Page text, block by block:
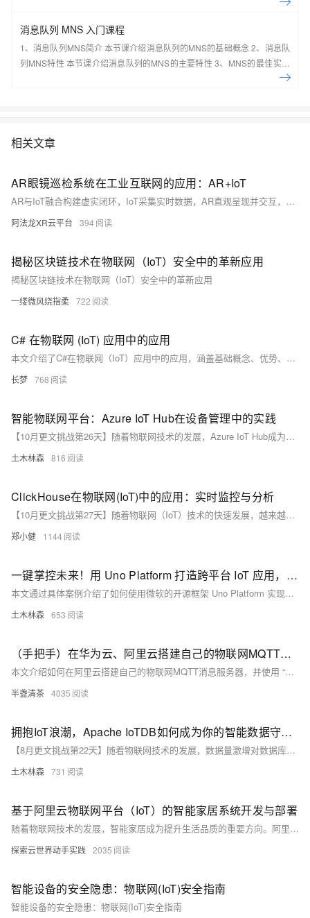
消息队列 MNS 入门课程
1、消息队列MNS简介 本节课介绍消息队列的MNS的基础概念 2、消息队
列MNS特性 本节课介绍消息队列的MNS的主要特性 3、MNS的最佳实践
相关文章
AR眼镜巡检系统在工业互联网的应用：AR+IoT
AR与IoT融合构建虚实闭环，IoT采集实时数据，AR直观呈现并交互，形成感知-分析-决策-行动高效闭环，提升运维效率。
阿法龙XR云平台 394
揭秘区块链技术在物联网（IoT）安全中的革新应用
揭秘区块链技术在物联网（IoT）安全中的革新应用
一缕微风绕指柔 722
C# 在物联网 (IoT) 应用中的应用
本文介绍了C#在物联网（IoT）应用中的应用，涵盖基础概念、优势、常见问题及其解决方法。重点讨论了网络通信、数据处理和安全问题，并提供了相应的代码示例，旨在帮助开发者更好地利用C#进行IoT开发。
长梦 768
智能物联网平台：Azure IoT Hub在设备管理中的实践
【10月更文挑战第26天】随着物联网技术的发展，Azure IoT Hub成为企业管理和连接数百万台设备的强大平台。本文介绍Azure IoT Hub的设备管理功能，包括设备注册、设备孪生、直接方法和监控诊断，并通过示例代码展示其应用。
土木林森 816
ClickHouse在物联网(IoT)中的应用：实时监控与分析
【10月更文挑战第27天】随着物联网（IoT）技术的快速发展，越来越多的设备被连接到互联网上，产生了海量的数据。这些数据不仅包含了设备的状态信息，还包括用户的使用习惯、环境参数等。如何高效地处理和分析这些数据，成为了一个重要的挑战。作为一位数据工程师，我在一个物联网项目中深入使用了ClickHouse，以下是我的经验和思考。
郑小健 1144
一键掌控未来！用 Uno Platform 打造跨平台 IoT 应用，轻松连接你的智能设备，让生活更智能！
本文通过具体案例介绍了如何使用微软的开源框架 Uno Platform 实现与 IoT 设备的集成。Uno Platform 支持一次编写、多平台部署，适用于 Windows、macOS、Linux、WebAssembly 及 iOS/Android。本例创建了一个控制网络 LED 灯的应用，详细说明了环境搭建、MQTT 客户端配置、主题订阅及控制指令发送等步骤。该案例展示了 Uno Platform 在 IoT 领域的潜力及其跨平台优势，未来可扩展至更多设备类型，构建智能家居系统。
土木林森 653
（手把手）在华为云、阿里云搭建自己的物联网MQTT消息服务器，免费IOT平台
本文介绍如何在阿里云搭建自己的物联网MQTT消息服务器，并使用 “MQTT客户端调试工具”模拟MQTT设备，接入平台进行消息收发。
半盏清茶 4035
拥抱IoT浪潮，Apache IoTDB如何成为你的智能数据守护者？解锁物联网新纪元的数据管理秘籍！
【8月更文挑战第22天】随着物联网技术的发展，数据量激增对数据库提出新挑战。Apache IoTDB凭借其面向时间序列数据的设计，在IoT领域脱颖而出。相较于传统数据库，IoTDB采用树形数据模型高效管理实时数据，具备轻量级结构与高并发能力，并集成Hadoop/Spark支持复杂分析。在智能城市等场景下，IoTDB能处理如交通流量等数据，为决策提供支持。IoTDB还提供InfluxDB协议适配器简化迁移过程，并支持细致的权限管理确保数据安全。综上所述，IoTDB在IoT数据管理中展现出巨大潜力与竞争力。
土木林森 731
基于阿里云物联网平台（IoT）的智能家居系统开发与部署
随着物联网技术的发展，智能家居成为提升生活品质的重要方向。阿里云物联网平台提供设备接入、数据管理及应用开发能力，支持亿级设备接入、高效数据管理和灵活应用开发，确保系统安全。本文通过实战案例展示如何基于该平台构建智能家居系统，涵盖设备接入、远程控制、场景联动与数据分析等功能，助力企业快速部署智能家居解决方案。
探索云世界动手实践 2035
智能设备的安全隐患：物联网(IoT)安全指南
智能设备的安全隐患：物联网(IoT)安全指南